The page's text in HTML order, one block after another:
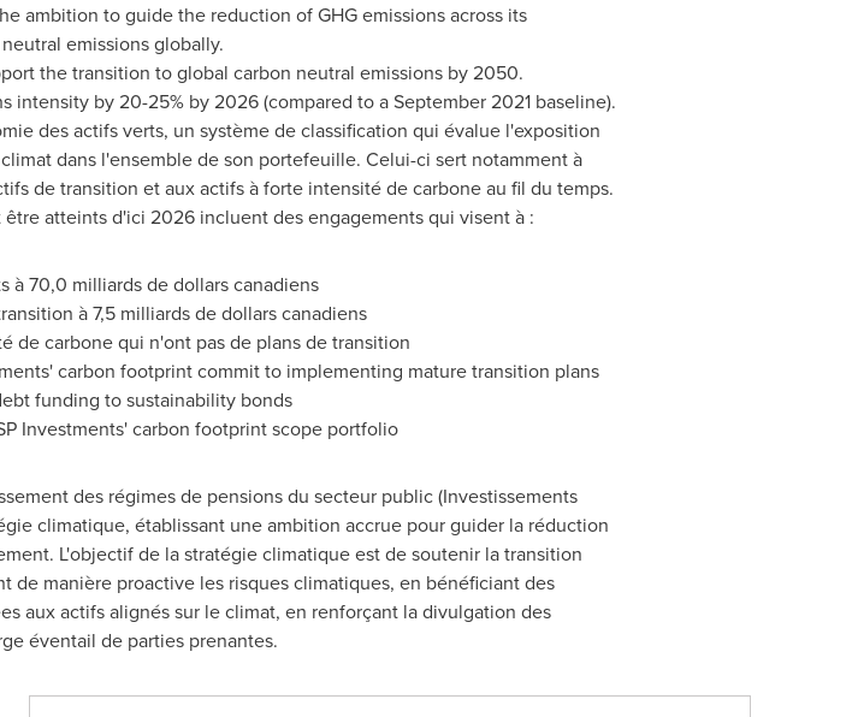
ambition to guide the reduction of GHG emissions across its
emissions globally.
the transition to global carbon neutral emissions by 2050.
intensity by 20-25% by 2026 (compared to aSeptember 2021baseline).
des actifs verts, un système de classification qui évalue l'exposition
dans l'ensemble de son portefeuille. Celui-ci sert notamment à
de transition et aux actifs à forte intensité de carbone au fil du temps.
atteints d'ici 2026 incluent des engagements qui visent à :
à 70,0 milliards de dollars canadiens
à 7,5 milliards de dollars canadiens
de carbone qui n'ont pas de plans de transition
carbon footprint commit to implementing mature transition plans
funding to sustainability bonds
Investments' carbon footprint scope portfolio
des régimes de pensions du secteur public (Investissements
climatique, établissant une ambition accrue pour guider la réduction
L'objectif de la stratégie climatique est de soutenir la transition
manière proactive les risques climatiques, en bénéficiant des
aux actifs alignés sur le climat, en renforçant la divulgation des
éventail de parties prenantes.